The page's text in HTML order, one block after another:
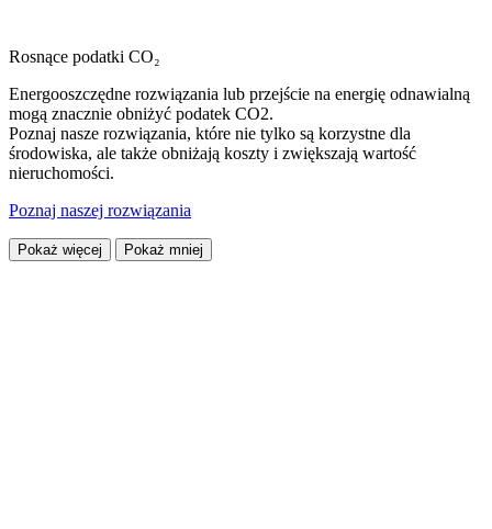
Rosnące podatki CO₂
Energooszczędne rozwiązania lub przejście na energię odnawialną
mogą znacznie obniżyć podatek CO2.
Poznaj nasze rozwiązania, które nie tylko są korzystne dla
środowiska, ale także obniżają koszty i zwiększają wartość
nieruchomości.
Poznaj naszej rozwiązania
Pokaż więcej Pokaż mniej